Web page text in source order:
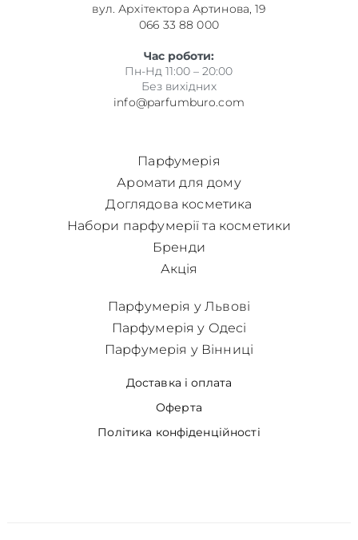
вул. Архітектора Артинова, 19
066 33 88 000
Час роботи:
Пн-Нд 11:00 – 20:00
Без вихідних
info@parfumburo.com
Парфумерія
Аромати для дому
Доглядова косметика
Набори парфумерії та косметики
Бренди
Акція
Доставка і оплата
Оферта
Політика конфіденційності
Парфумерія у Львові
Парфумерія у Одесі
Парфумерія у Вінниці